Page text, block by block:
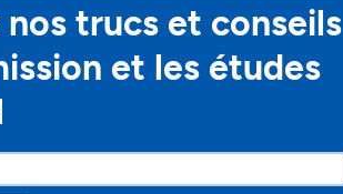
nos trucs et conseils
et les études